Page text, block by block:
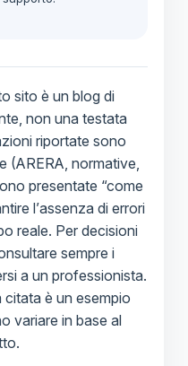
sito è un blog di
non una testata
riportate sono
(ARERA, normative,
presentate “come
l’assenza di errori
reale. Per decisioni
sempre i
a un professionista.
è un esempio
variare in base al